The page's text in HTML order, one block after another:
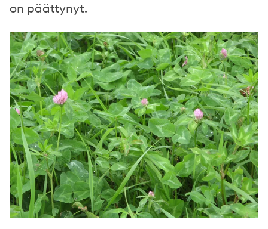
on päättynyt.